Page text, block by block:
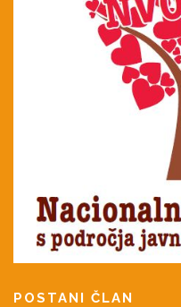
POSTANI ČLAN